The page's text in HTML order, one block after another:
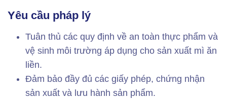
Yêu cầu pháp lý
Tuân thủ các quy định về an toàn thực phẩm và
vệ sinh môi trường áp dụng cho sản xuất mì ăn
liền.
Đảm bảo đầy đủ các giấy phép, chứng nhận
sản xuất và lưu hành sản phẩm.